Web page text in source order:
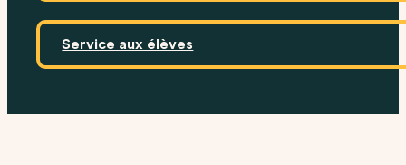
Service aux élèves